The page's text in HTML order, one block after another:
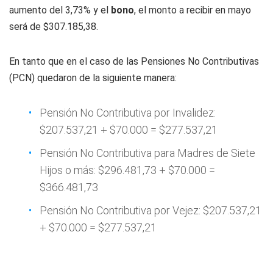
aumento del 3,73% y el bono, el monto a recibir en mayo
será de $307.185,38.
En tanto que en el caso de las Pensiones No Contributivas
(PCN) quedaron de la siguiente manera:
Pensión No Contributiva por Invalidez:
$207.537,21 + $70.000 = $277.537,21
Pensión No Contributiva para Madres de Siete
Hijos o más: $296.481,73 + $70.000 =
$366.481,73
Pensión No Contributiva por Vejez: $207.537,21
+ $70.000 = $277.537,21